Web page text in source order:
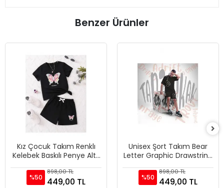
Benzer Ürünler
Kız Çocuk Takım Renklı
Kelebek Baskılı Penye Alt-
%50
898,00 TL
449,00 TL
Unisex Şort Takım Bear
Letter Graphic Drawstring
%50
898,00 TL
449,00 TL